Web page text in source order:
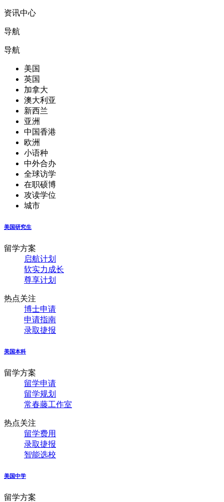
资讯中心
导航
导航
美国
英国
加拿大
澳大利亚
新西兰
亚洲
中国香港
欧洲
小语种
中外合办
全球访学
在职硕博
攻读学位
城市
美国研究生
留学方案
启航计划
软实力成长
尊享计划
热点关注
博士申请
申请指南
录取捷报
美国本科
留学方案
留学申请
留学规划
常春藤工作室
热点关注
留学费用
录取捷报
智能选校
美国中学
留学方案